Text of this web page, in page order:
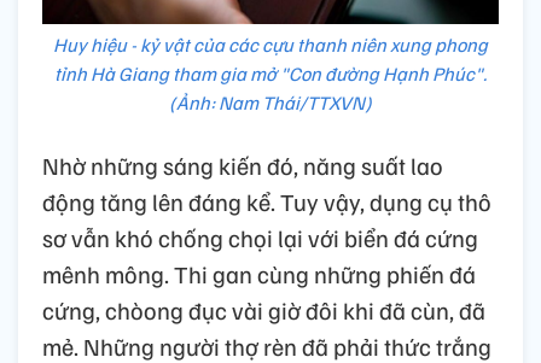
Huy hiệu - kỷ vật của các cựu thanh niên xung phong
tỉnh Hà Giang tham gia mở "Con đường Hạnh Phúc".
(Ảnh: Nam Thái/TTXVN)
Nhờ những sáng kiến đó, năng suất lao
động tăng lên đáng kể. Tuy vậy, dụng cụ thô
sơ vẫn khó chống chọi lại với biển đá cứng
mênh mông. Thi gan cùng những phiến đá
cứng, chòong đục vài giờ đôi khi đã cùn, đã
mẻ. Những người thợ rèn đã phải thức trắng